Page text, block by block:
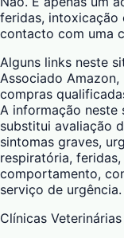
feridas, intoxicação
contacto com uma
Alguns links neste
Associado
compras
A informação neste
substitui avaliação
sintomas graves,
respiratória,
comportamento,
serviço de urgência.
Clínicas